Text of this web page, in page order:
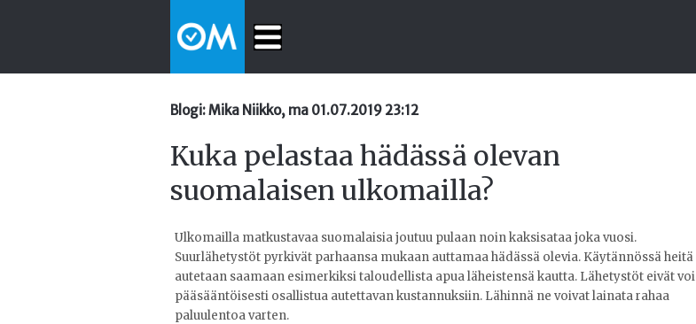
Blogi: Mika Niikko, ma 01.07.2019 23:12
Kuka pelastaa hädässä olevan
suomalaisen ulkomailla?
Ulkomailla matkustavaa suomalaisia joutuu pulaan noin kaksisataa joka vuosi.
Suurlähetystöt pyrkivät parhaansa mukaan auttamaa hädässä olevia. Käytännössä heitä
autetaan saamaan esimerkiksi taloudellista apua läheistensä kautta. Lähetystöt eivät voi
pääsääntöisesti osallistua autettavan kustannuksiin. Lähinnä ne voivat lainata rahaa
paluulentoa varten.